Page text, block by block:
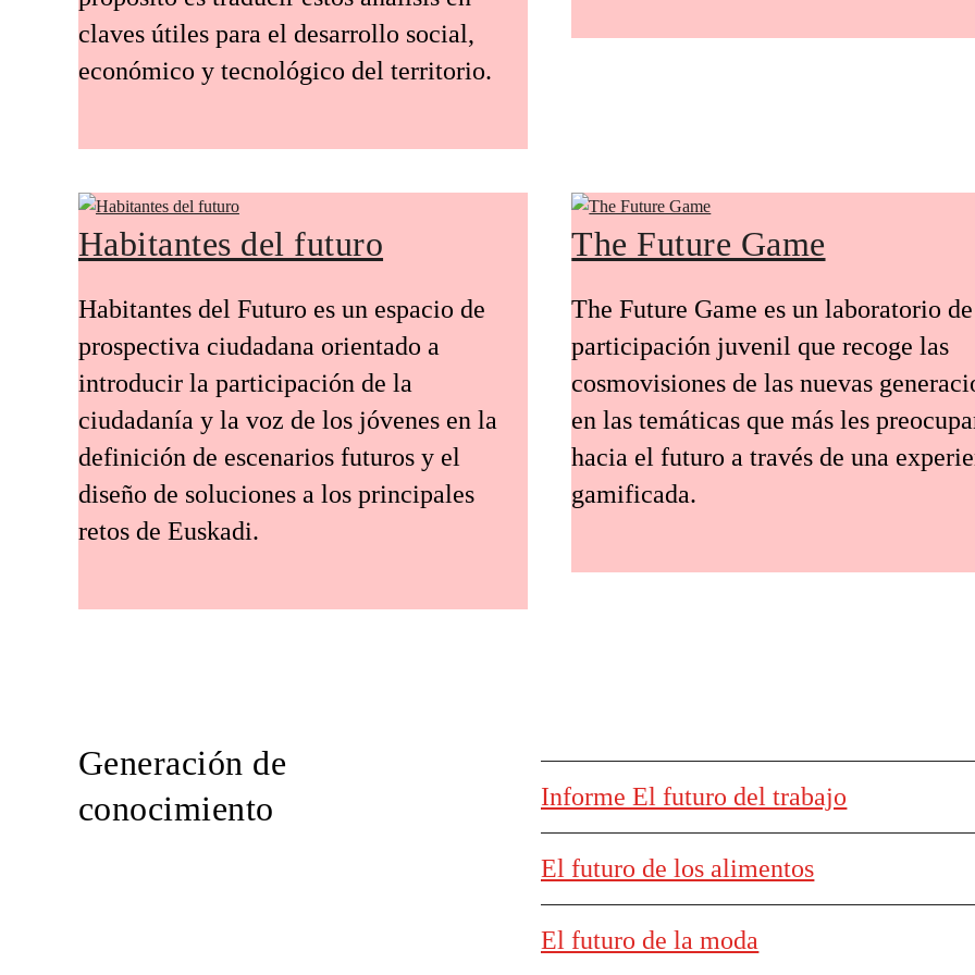
claves útiles para el desarrollo social,
económico y tecnológico del territorio.
Habitantes del futuro
Habitantes del Futuro es un espacio de
prospectiva ciudadana orientado a
introducir la participación de la
ciudadanía y la voz de los jóvenes en la
definición de escenarios futuros y el
diseño de soluciones a los principales
retos de Euskadi.
The Future Game
The Future Game es un laboratorio de
participación juvenil que recoge las
cosmovisiones de las nuevas
en las temáticas que más les
hacia el futuro a través de una
gamificada.
Generación de
conocimiento
Informe El futuro del trabajo
El futuro de los alimentos
El futuro de la moda